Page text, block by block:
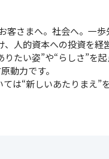
さまへ。社会へ。一
人的資本への投資を経
たい姿”や“らしさ”を
動力です。
は“新しいあたりまえ”